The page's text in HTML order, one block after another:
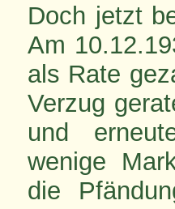
Doch jetzt
Am
als Rate
Verzug
und
wenige
die